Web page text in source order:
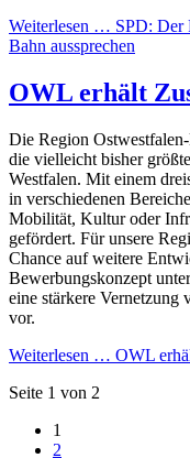
Weiterlesen … SPD: Der
Bahn aussprechen
OWL erhält
Die Region
die vielleicht bisher
Westfalen. Mit einem
in verschiedenen
Mobilität, Kultur oder
gefördert. Für unsere
Chance auf weitere
Bewerbungskonzept
eine stärkere Vernetzung
vor.
Weiterlesen … OWL
Seite 1 von 2
1
2